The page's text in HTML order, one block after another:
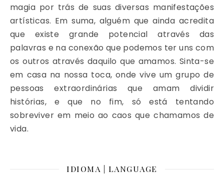
magia por trás de suas diversas manifestações
artísticas. Em suma, alguém que ainda acredita
que existe grande potencial através das
palavras e na conexão que podemos ter uns com
os outros através daquilo que amamos. Sinta-se
em casa na nossa toca, onde vive um grupo de
pessoas extraordinárias que amam dividir
histórias, e que no fim, só está tentando
sobreviver em meio ao caos que chamamos de
vida.
IDIOMA | LANGUAGE